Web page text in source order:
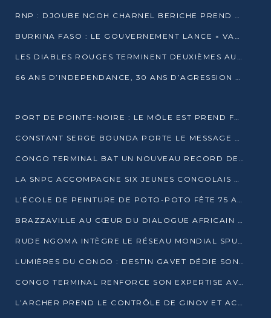
RNP : DJOUBE NGOH CHARNEL BERICHE PREND LES RÊNES DU PARTI
BURKINA FASO : LE GOUVERNEMENT LANCE « VACANCES UTILES 2026 » POUR FORMER LES ÉLÈVES À 15 MÉTIERS
LES DIABLES ROUGES TERMINENT DEUXIÈMES AU CHAMPIONNAT D’AFRIQUE ZONE 3
66 ANS D’INDEPENDANCE, 30 ANS D’AGRESSION RWAN DAISE : 4 PRESIDENCES, UN ECHEC COLLECTIF
PORT DE POINTE-NOIRE : LE MÔLE EST PREND FORME ET VISE LES GÉANTS DES MERS
CONSTANT SERGE BOUNDA PORTE LE MESSAGE DE COMPASSION DE DENIS SASSOU NGUESSO EN IRAN
CONGO TERMINAL BAT UN NOUVEAU RECORD DE PRODUCTIVITÉ AU PORT DE POINTE-NOIRE
LA SNPC ACCOMPAGNE SIX JEUNES CONGOLAIS AUX OLYMPIADES PANAFRICAINES DE MATHÉMATIQUES
L’ÉCOLE DE PEINTURE DE POTO-POTO FÊTE 75 ANS AU SERVICE DE L’ART CONGOLAIS
BRAZZAVILLE AU CŒUR DU DIALOGUE AFRICAIN SUR LES OBJECTIFS DE DÉVELOPPEMENT DURABLE
RUDE NGOMA INTÈGRE LE RÉSEAU MONDIAL SPUTNIK PRO APRÈS UNE FORMATION À MOSCOU
LUMIÈRES DU CONGO : DESTIN GAVET DÉDIE SON PRIX À L’UNITÉ NATIONALE ET À LA JEUNESSE
CONGO TERMINAL RENFORCE SON EXPERTISE AVEC NEUF NOUVEAUX FORMATEURS EN ENGINS PORTUAIRES
L’ARCHER PREND LE CONTRÔLE DE GINOV ET ACCÉLÈRE SON VIRAGE NUMÉRIQUE